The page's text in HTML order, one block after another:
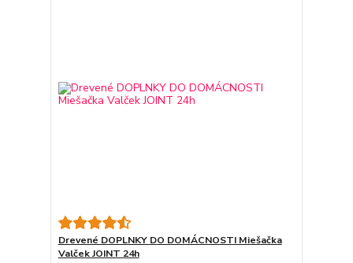
Drevené DOPLNKY DO DOMÁCNOSTI Miešačka
Valček JOINT 24h